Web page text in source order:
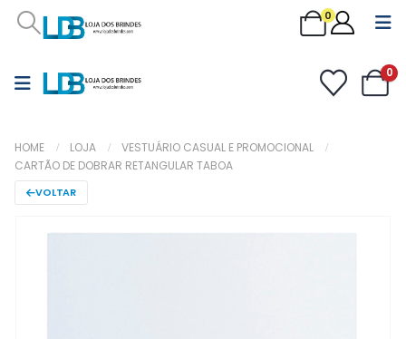
0
0
HOME LOJA
VESTUÁRIO CASUAL E PROMOCIONAL
CARTÃO DE DOBRAR RETANGULAR TABOA
VOLTAR